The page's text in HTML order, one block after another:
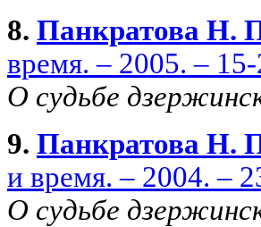
8. Панкратова Н.
время. – 2005. –
О судьбе
9. Панкратова Н.
и время. – 2004. –
О судьбе